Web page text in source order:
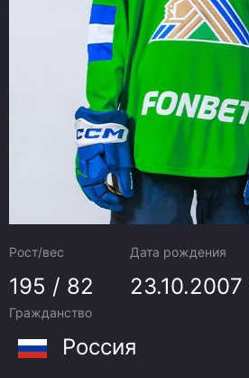
Рост/вес
195 / 82
Дата рождения
23.10.2007
Гражданство
Россия